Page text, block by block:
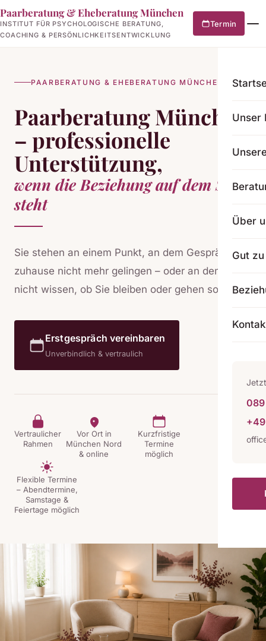
Paarberatung & Eheberatung München
INSTITUT FÜR PSYCHOLOGISCHE BERATUNG,
COACHING & PERSÖNLICHKEITSENTWICKLUNG
Termin
Unser
Über
Gut
089
PAARBERATUNG & EHEBERATUNG MÜNCHEN
Paarberatung München
– professionelle
Unterstützung,
wenn die Beziehung auf dem Spiel
steht
Sie stehen an einem Punkt, an dem Gespräche
zuhause nicht mehr gelingen – oder an dem Sie
nicht wissen, ob Sie bleiben oder gehen sollen.
Erstgespräch vereinbaren
Unverbindlich & vertraulich
Vertraulicher
Rahmen
Vor Ort in
München Nord
& online
Kurzfristige
Termine
möglich
Flexible Termine
– Abendtermine,
Samstage &
Feiertage möglich